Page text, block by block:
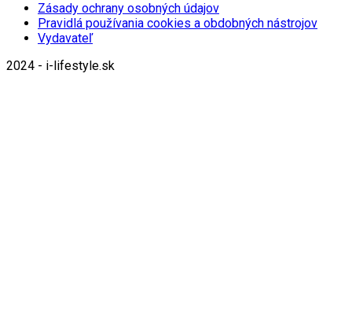
Zásady ochrany osobných údajov
Pravidlá používania cookies a obdobných nástrojov
Vydavateľ
2024 - i-lifestyle.sk